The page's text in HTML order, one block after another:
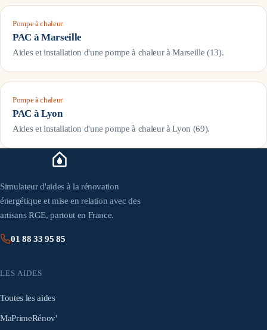
Pompe à chaleur
PAC àMarseille
Aides et installation d'une pompe à chaleur àMarseille (13).
Pompe à chaleur
PAC àLyon
Aides et installation d'une pompe à chaleur àLyon (69).
Simulateur d'aides à la rénovation
énergétique et mise en relation avec des
artisans RGE, partout en France.
01 88 33 95 85
LES AIDES
Toutes les aides
MaPrimeRénov'